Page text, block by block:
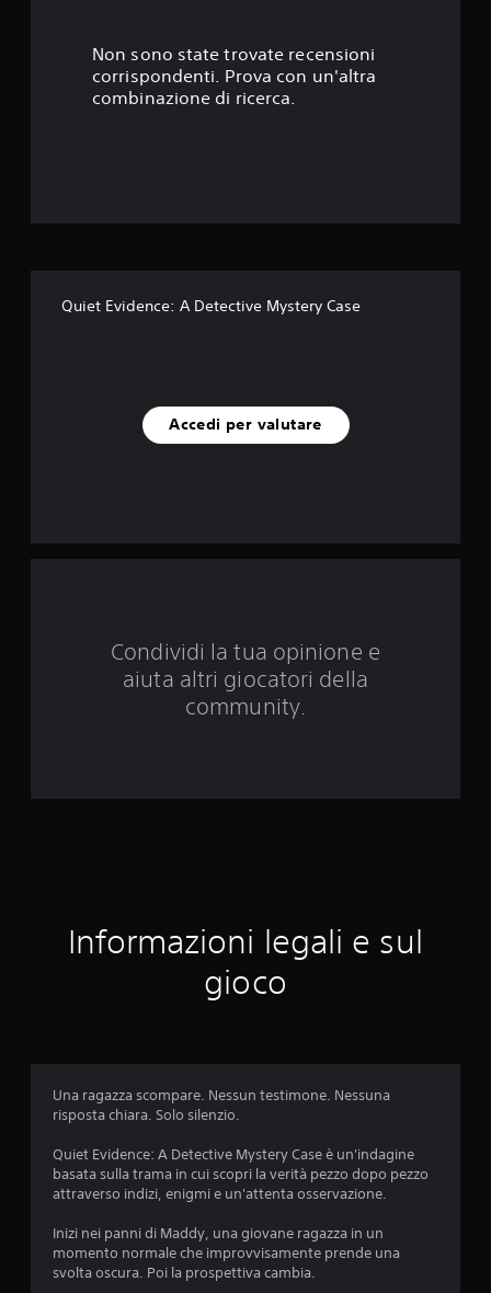
l
u
t
i
n
Non sono state trovate recensioni
corrispondenti. Prova con un'altra
combinazione di ricerca.
Quiet Evidence: A Detective Mystery Case
Accedi per valutare
Condividi la tua opinione e
aiuta altri giocatori della
community.
Informazioni legali e sul
gioco
Una ragazza scompare. Nessun testimone. Nessuna
risposta chiara. Solo silenzio.
Quiet Evidence: A Detective Mystery Case è un'indagine
basata sulla trama in cui scopri la verità pezzo dopo pezzo
attraverso indizi, enigmi e un'attenta osservazione.
Inizi nei panni di Maddy, una giovane ragazza in un
momento normale che improvvisamente prende una
svolta oscura. Poi la prospettiva cambia.